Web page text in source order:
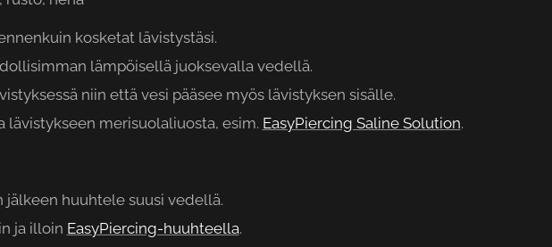
kosketat lävistystäsi.
lämpöisellä juoksevalla vedellä.
niin että vesi pääsee myös lävistyksen sisälle.
lävistykseen merisuolaliuosta, esim. EasyPiercing Saline Solution.
jälkeen huuhtele suusi vedellä.
ja illoin EasyPiercing-huuhteella.